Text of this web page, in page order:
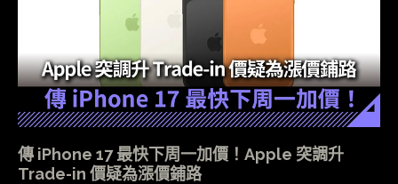
傳 iPhone 17 最快下周一加價！Apple 突調升
Trade-in 價疑為漲價鋪路